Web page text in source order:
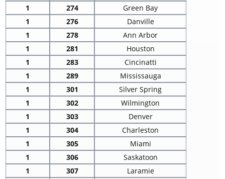
1
274
Green Bay
1
276
Danville
1
278
Ann Arbor
1
281
Houston
1
283
Cincinatti
1
289
Mississauga
1
301
Silver Spring
1
302
Wilmington
1
303
Denver
1
304
Charleston
1
305
Miami
1
306
Saskatoon
1
307
Laramie